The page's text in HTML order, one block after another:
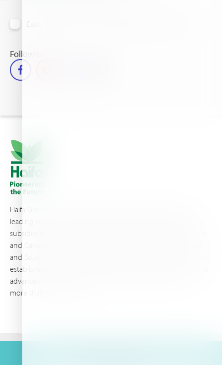
Follow us
Haifa Group is a multi-national corporation and a global
leading supplier of specialty fertilizers, operating through 19
subsidiaries worldwide, with production sites in Israel, France,
and Canada, as well as proprietary blending facilities in Brazil
and South Africa. Backed by extensive infrastructure and well-
established distribution and logistics networks, Haifa makes its
advanced plant nutrition solutions available to growers in
more than 100 countries.